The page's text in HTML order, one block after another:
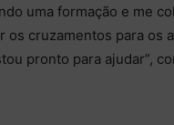
uma formação e me
os cruzamentos para os
pronto para ajudar”,